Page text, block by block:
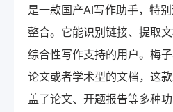
是一款国产AI写作助手，特
整合。它能识别链接、提取
综合性写作支持的用户。梅
论文或者学术型的文档，这
盖了论文、开题报告等多种